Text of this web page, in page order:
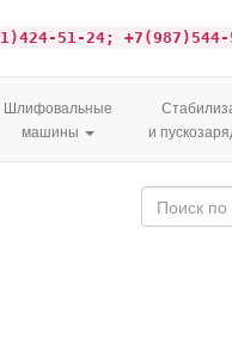
51-24;
Шлифовальные
машины
и